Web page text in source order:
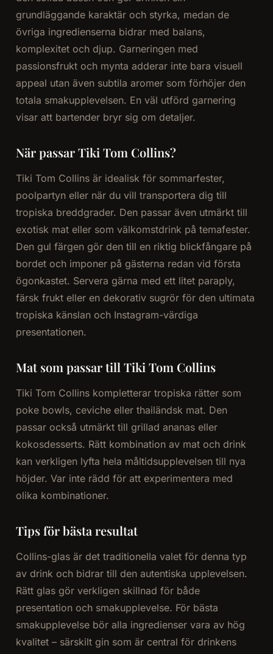
grundläggande karaktär och styrka, medan de
övriga ingredienserna bidrar med balans,
komplexitet och djup. Garneringen med
passionsfrukt och mynta adderar inte bara visuell
appeal utan även subtila aromer som förhöjer den
totala smakupplevelsen. En väl utförd garnering
visar att bartender bryr sig om detaljer.
När passar Tiki Tom Collins?
Tiki Tom Collins är idealisk för sommarfester,
poolpartyn eller när du vill transportera dig till
tropiska breddgrader. Den passar även utmärkt till
exotisk mat eller som välkomstdrink på temafester.
Den gul färgen gör den till en riktig blickfångare på
bordet och imponer på gästerna redan vid första
ögonkastet. Servera gärna med ett litet paraply,
färsk frukt eller en dekorativ sugrör för den ultimata
tropiska känslan och Instagram-värdiga
presentationen.
Mat som passar till Tiki Tom Collins
Tiki Tom Collins kompletterar tropiska rätter som
poke bowls, ceviche eller thailändsk mat. Den
passar också utmärkt till grillad ananas eller
kokosdesserts. Rätt kombination av mat och drink
kan verkligen lyfta hela måltidsupplevelsen till nya
höjder. Var inte rädd för att experimentera med
olika kombinationer.
Tips för bästa resultat
Collins-glas är det traditionella valet för denna typ
av drink och bidrar till den autentiska upplevelsen.
Rätt glas gör verkligen skillnad för både
presentation och smakupplevelse. För bästa
smakupplevelse bör alla ingredienser vara av hög
kvalitet – särskilt gin som är central för drinkens